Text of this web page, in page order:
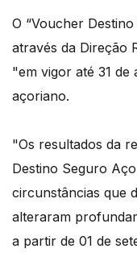
O “Voucher
através da Direção
"em vigor até 31
açoriano.
"Os resultados da
Destino Seguro
circunstâncias que
alteraram
a partir de 01 de